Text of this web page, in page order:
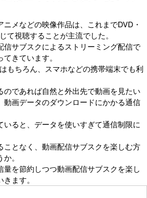
メなどの映像作品は、これまでDVD・
て視聴することが主流でした。
信サブスクによるストリーミング配信で
きています。
もちろん、スマホなどの携帯端末でも利
のであれば自然と外出先で動画を見たい
動画データのダウンロードにかかる通信
ると、データを使いすぎて通信制限に
ことなく、動画配信サブスクを楽しむ方
。
量を節約しつつ動画配信サブスクを楽し
ます。